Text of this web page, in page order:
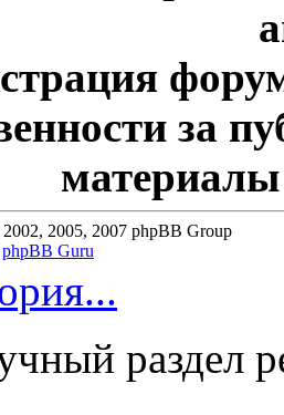
за
2005, 2007 phpBB Group
phpBB Guru
раздел